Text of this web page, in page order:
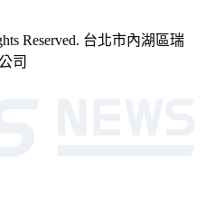
Reserved. 台北市內湖區瑞
司